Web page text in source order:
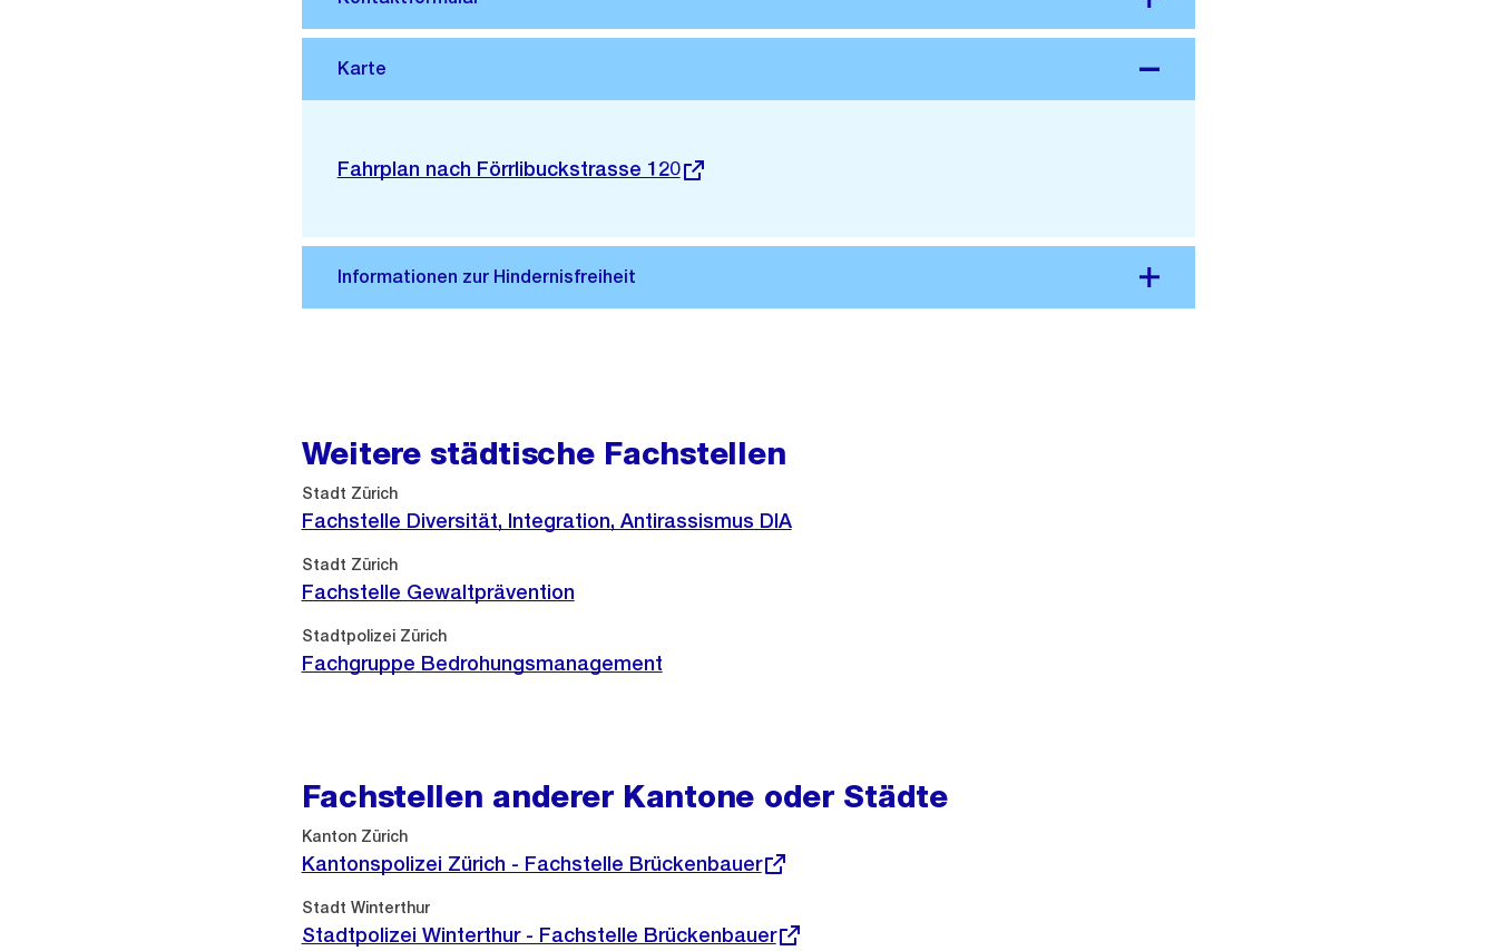
Externer
Fahrplan nach Förrlibuckstrasse 120
Weitere städtische Fachstellen
Stadt Zürich
Fachstelle Diversität, Integration, Antirassismus DIA
Stadt Zürich
Fachstelle Gewaltprävention
Stadtpolizei Zürich
Fachgruppe Bedrohungsmanagement
Fachstellen anderer Kantone oder Städte
Kanton Zürich
Externer
Link:
Kantonspolizei Zürich - Fachstelle Brückenbauer
Stadt Winterthur
Externer
Link:
Stadtpolizei Winterthur - Fachstelle Brückenbauer